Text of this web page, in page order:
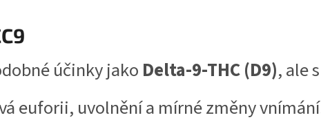
účinky jako Delta-9-THC (D9), ale
euforii, uvolnění a mírné změny